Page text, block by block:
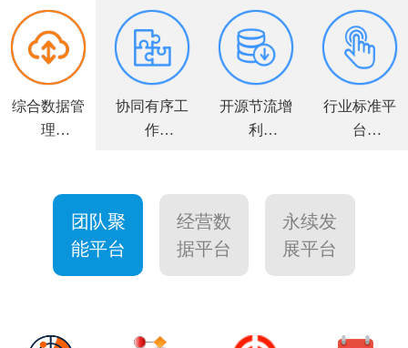
综合数据管
理
协同有序工
作
开源节流增
利
行业标准平
台
团队聚
能平台
经营数
据平台
永续发
展平台